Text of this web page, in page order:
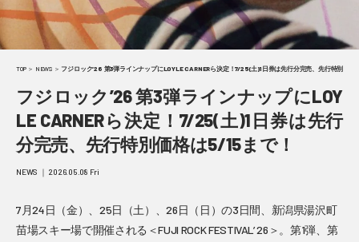
TOP＞ NEWS ＞ フジロック’26 第3弾ラインナップにLOYLE CARNERら決定！7/25(土)1日券は先行分完売、先行特別価
フジロック’26 第3弾ラインナップにLOY
LE CARNERら決定！7/25(土)1日券は先行
分完売、先行特別価格は5/15まで！
NEWS ｜ 2026.05.08 Fri
7月24日（金）、25日（土）、26日（日）の3日間、新潟県湯沢町
苗場スキー場で開催される＜FUJI ROCK FESTIVAL’ 26＞。第1弾、第